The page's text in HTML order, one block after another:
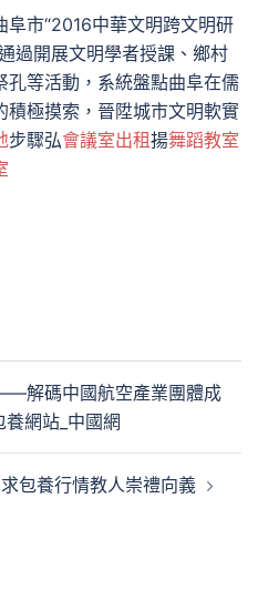
阜市“2016中華文明跨文明研
過開展文明學者授課、鄉村
孔等活動，系統盤點曲阜在儒
積極摸索，晉陞城市文明軟實
步驟弘會議室出租揚舞蹈教室
解碼中國航空產業團體成
網站_中國網
包養行情教人崇禮向義